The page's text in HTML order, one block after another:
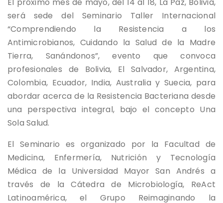
será sede del Seminario Taller Internacional
“Comprendiendo la Resistencia a los
Antimicrobianos, Cuidando la Salud de la Madre
Tierra, Sanándonos”, evento que convoca
profesionales de Bolivia, El Salvador, Argentina,
Colombia, Ecuador, India, Australia y Suecia, para
abordar acerca de la Resistencia Bacteriana desde
una perspectiva integral, bajo el concepto Una
Sola Salud.
El Seminario es organizado por la Facultad de
Medicina, Enfermería, Nutrición y Tecnología
Médica de la Universidad Mayor San Andrés a
través de la Cátedra de Microbiología, ReAct
Latinoamérica, el Grupo Reimaginando la